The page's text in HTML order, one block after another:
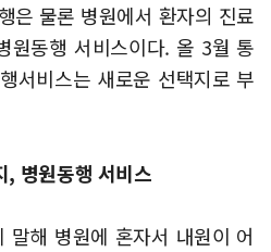
은 물론 병원에서 환자의 진료
원동행 서비스이다. 올 3월 통
서비스는 새로운 선택지로 부
, 병원동행 서비스
말해 병원에 혼자서 내원이 어